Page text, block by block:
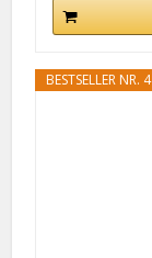
BESTSELLER NR. 4